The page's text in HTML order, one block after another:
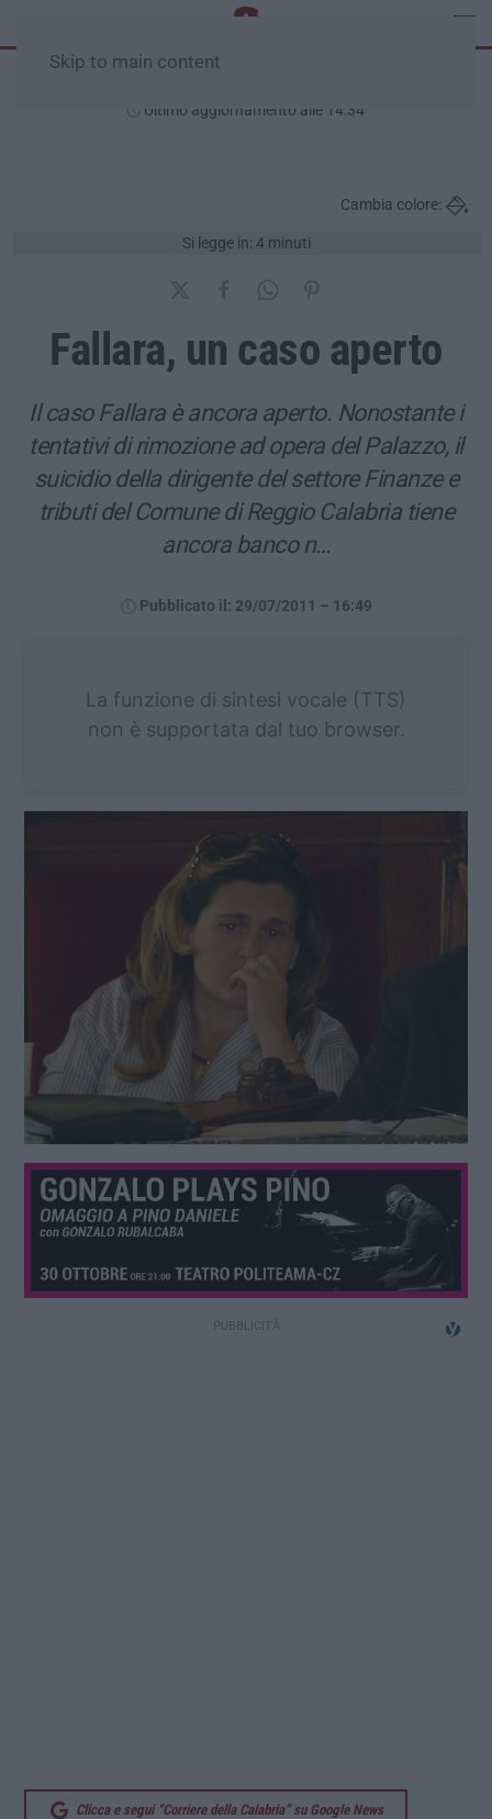
Skip to main content
Ultimo aggiornamento alle 14:34
Si legge in: 4 minuti
Cambia colore:
Fallara, un caso aperto
Il caso Fallara è ancora aperto. Nonostante i
tentativi di rimozione ad opera del Palazzo, il
suicidio della dirigente del settore Finanze e
tributi del Comune di Reggio Calabria tiene
ancora banco n…
Pubblicato il: 29/07/2011 – 16:49
La funzione di sintesi vocale (TTS)
non è supportata dal tuo browser.
Clicca e segui “Corriere della Calabria” su Google News